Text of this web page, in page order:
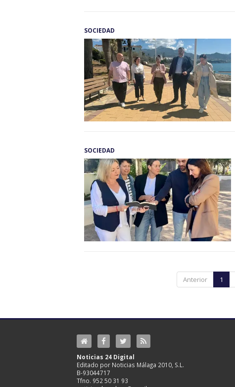
SOCIEDAD
SOCIEDAD
Anterior 1
Noticias 24 Digital
Editado por Noticias Málaga 2010, S.L.
B-93044717
Tfno. 952 50 31 93